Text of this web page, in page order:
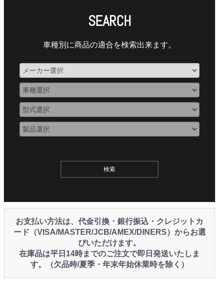
SEARCH
車種別に商品の適合を検索出来ます。
お支払い方法は、代金引換・銀行振込・クレジットカ
ード（VISA/MASTER/JCB/AMEX/DINERS）からお選
びいただけます。
在庫品は平日14時までのご注文で即日発送いたしま
す。（欠品時/夏季・年末年始休業時を除く）